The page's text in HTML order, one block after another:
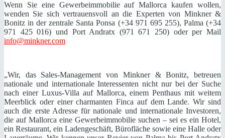
Wenn Sie eine Gewerbeimmobilie auf Mallorca kaufen wollen,
wenden Sie sich vertrauensvoll an die Experten von Minkner &
Bonitz in der zentrale Santa Ponsa (+34 971 695 255), Palma (+34
971 425 016) und Port Andratx (971 671 250) oder per Mail
info@minkner.com
„Wir, das Sales-Management von Minkner & Bonitz, betreuen
nationale und internationale Interessenten nicht nur bei der Suche
nach einer Luxus-Villa auf Mallorca, einem Penthaus mit weitem
Meerblick oder einer charmanten Finca auf dem Lande. Wir sind
auch die erste Adresse für nationale und internationale Investoren,
die auf Mallorca eine Gewerbeimmobilie suchen – sei es ein Hotel,
ein Restaurant, ein Ladengeschäft, Bürofläche sowie eine Halle oder